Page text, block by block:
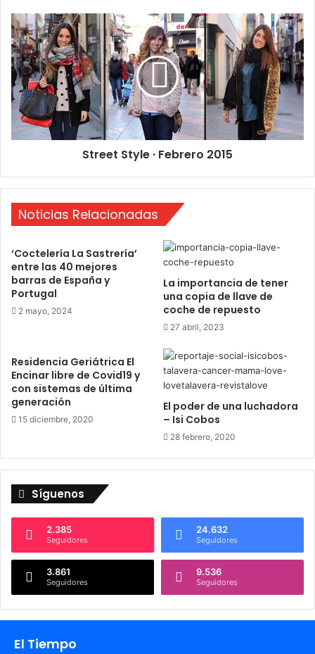
d
e
e
s
u
d
o
S
t
r
e
e
t
S
y
b
e
r
o
2
0
Street Style · Febrero 2015
Noticias Relacionadas
‘Coctelería La Sastrería’
entre las 40 mejores
barras de España y
Portugal
2 mayo, 2024
La importancia de tener
una copia de llave de
coche de repuesto
27 abril, 2023
Residencia Geriátrica El
Encinar libre de Covid19 y
con sistemas de última
generación
15 diciembre, 2020
El poder de una luchadora
– Isi Cobos
28 febrero, 2020
Síguenos
2.385
Seguidores
24.632
Seguidores
3.861
Seguidores
9.536
Seguidores
El Tiempo